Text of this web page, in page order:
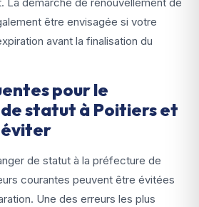
être envisagée si votre
avant la finalisation du
pour le
statut à Poitiers et
éviter
de statut à la préfecture de
courantes peuvent être évitées
Une des erreurs les plus